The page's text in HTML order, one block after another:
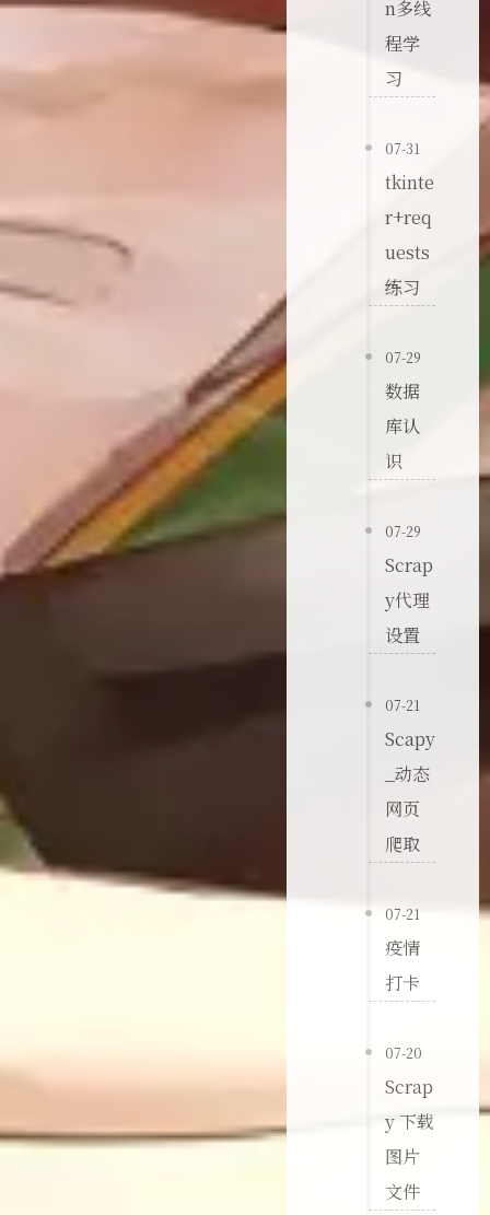
n多线
程学
习
07-31
tkinte
r+req
uests
练习
07-29
数据
库认
识
07-29
Scrap
y代理
设置
07-21
Scapy
_动态
网页
爬取
07-21
疫情
打卡
07-20
Scrap
y 下载
图片
文件